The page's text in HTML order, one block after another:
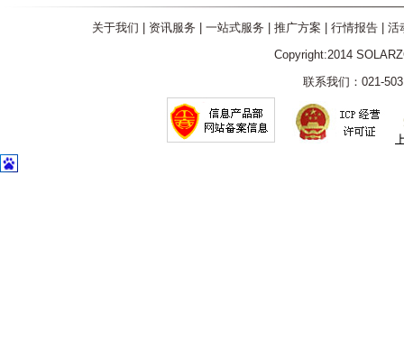
关于我们 资讯服务 一站式服务 推广方案 行情报告| 活
Copyright:2014
联系我们：021-